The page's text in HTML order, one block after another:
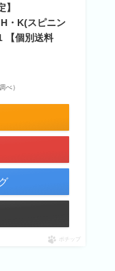
・K(スピニン
【個別送料
べ）
ポチップ